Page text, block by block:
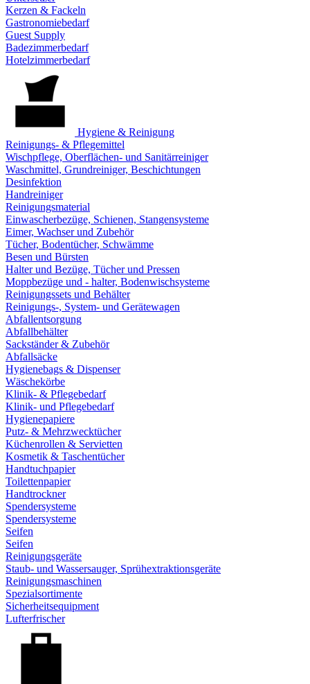
Kerzen & Fackeln
Gastronomiebedarf
Guest Supply
Badezimmerbedarf
Hotelzimmerbedarf
Hygiene & Reinigung
Reinigungs- & Pflegemittel
Wischpflege, Oberflächen- und Sanitärreiniger
Waschmittel, Grundreiniger, Beschichtungen
Desinfektion
Handreiniger
Reinigungsmaterial
Einwascherbezüge, Schienen, Stangensysteme
Eimer, Wachser und Zubehör
Tücher, Bodentücher, Schwämme
Besen und Bürsten
Halter und Bezüge, Tücher und Pressen
Moppbezüge und - halter, Bodenwischsysteme
Reinigungssets und Behälter
Reinigungs-, System- und Gerätewagen
Abfallentsorgung
Abfallbehälter
Sackständer & Zubehör
Abfallsäcke
Hygienebags & Dispenser
Wäschekörbe
Klinik- & Pflegebedarf
Klinik- und Pflegebedarf
Hygienepapiere
Putz- & Mehrzwecktücher
Küchenrollen & Servietten
Kosmetik & Taschentücher
Handtuchpapier
Toilettenpapier
Handtrockner
Spendersysteme
Spendersysteme
Seifen
Seifen
Reinigungsgeräte
Staub- und Wassersauger, Sprühextraktionsgeräte
Reinigungsmaschinen
Spezialsortimente
Sicherheitsequipment
Lufterfrischer